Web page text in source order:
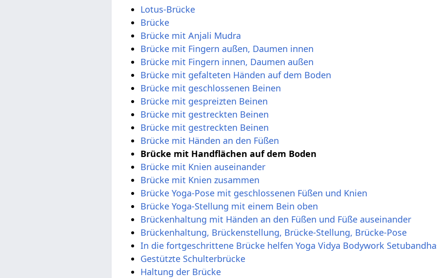
Lotus-Brücke
Brücke
Brücke mit Anjali Mudra
Brücke mit Fingern außen, Daumen innen
Brücke mit Fingern innen, Daumen außen
Brücke mit gefalteten Händen auf dem Boden
Brücke mit geschlossenen Beinen
Brücke mit gespreizten Beinen
Brücke mit gestreckten Beinen
Brücke mit gestreckten Beinen
Brücke mit Händen an den Füßen
Brücke mit Handflächen auf dem Boden
Brücke mit Knien auseinander
Brücke mit Knien zusammen
Brücke Yoga-Pose mit geschlossenen Füßen und Knien
Brücke Yoga-Stellung mit einem Bein oben
Brückenhaltung mit Händen an den Füßen und Füße auseinander
Brückenhaltung, Brückenstellung, Brücke-Stellung, Brücke-Pose
In die fortgeschrittene Brücke helfen Yoga Vidya Bodywork
Gestützte Schulterbrücke
Haltung der Brücke